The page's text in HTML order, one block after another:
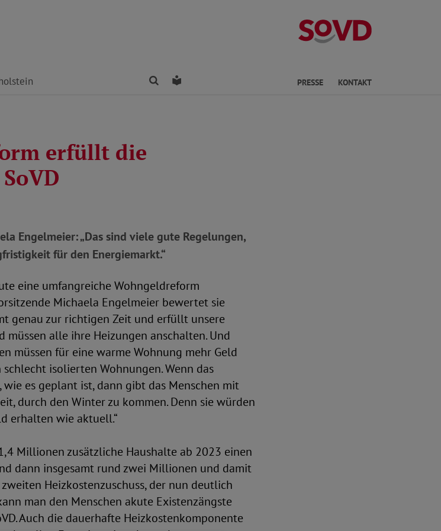
Kreisverband
FindenLeichte Sprache PRESSE KONTAKT
erfüllt die
Engelmeier: „Das sind viele gute Regelungen,
für den Energiemarkt.“
eine umfangreiche Wohngeldreform
Michaela Engelmeier bewertet sie
genau zur richtigen Zeit und erfüllt unsere
müssen alle ihre Heizungen anschalten. Und
müssen für eine warme Wohnung mehr Geld
isolierten Wohnungen. Wenn das
es geplant ist, dann gibt das Menschen mit
durch den Winter zu kommen. Denn sie würden
erhalten wie aktuell.“
Millionen zusätzliche Haushalte ab 2023 einen
dann insgesamt rund zwei Millionen und damit
Heizkostenzuschuss, der nun deutlich
man den Menschen akute Existenzängste
Auch die dauerhafte Heizkostenkomponente